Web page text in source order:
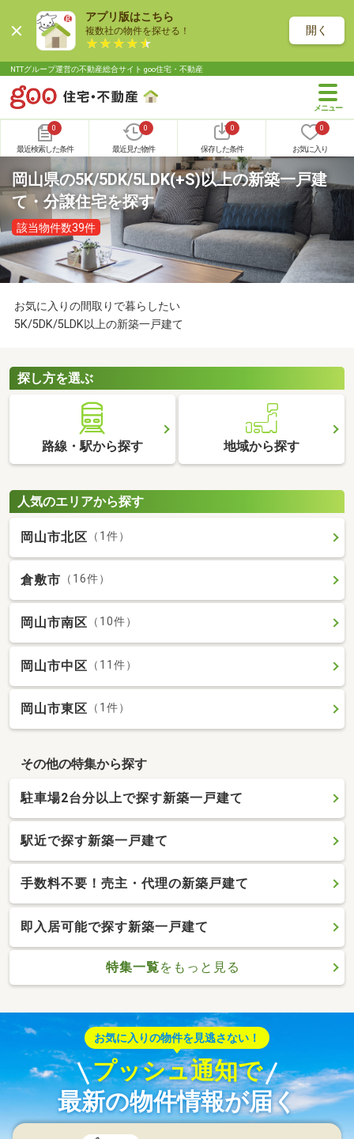
アプリ版はこちら
複数社の物件を探せる！ 開く
NTTグループ運営の不動産総合サイト goo住宅・不動産
0
最近検索した条件
0
最近見た物件
0
保存した条件
0
お気に入り
岡山県の5K/5DK/5LDK(+S)以上の新築一戸建
て・分譲住宅を探す
該当物件数39件
お気に入りの間取りで暮らしたい
5K/5DK/5LDK以上の新築一戸建て
探し方を選ぶ
路線・駅から探す 地域から探す
人気のエリアから探す
岡山市北区 （1件）
倉敷市 （16件）
岡山市南区 （10件）
岡山市中区 （11件）
岡山市東区 （1件）
その他の特集から探す
駐車場2台分以上で探す新築一戸建て
駅近で探す新築一戸建て
手数料不要！売主・代理の新築戸建て
即入居可能で探す新築一戸建て
特集一覧をもっと見る
お気に入りの物件を見逃さない！
プッシュ通知で
最新の物件情報が届く